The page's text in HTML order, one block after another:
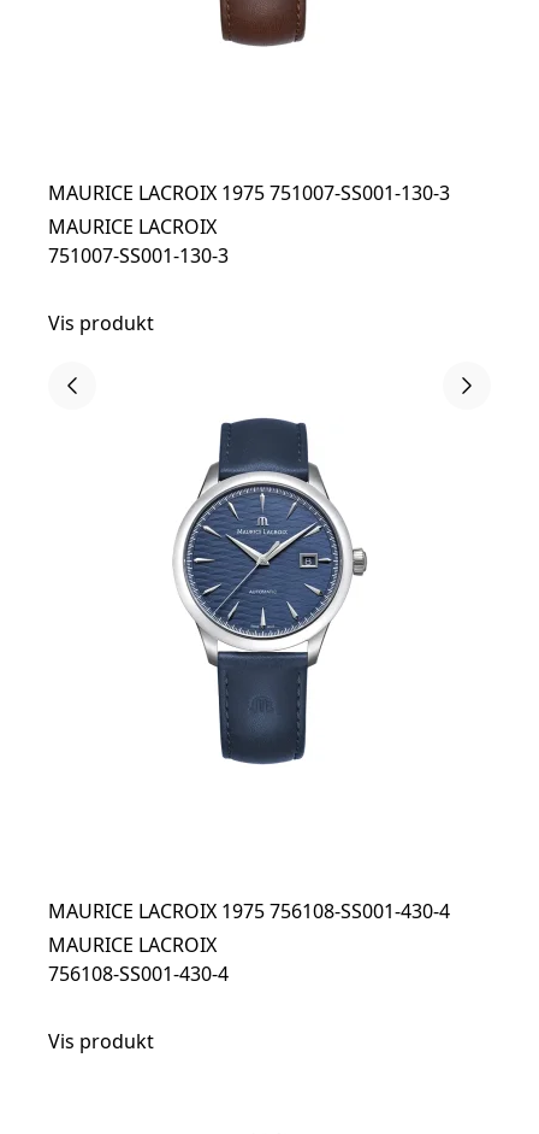
MAURICE LACROIX 1975 751007-SS001-130-3
MAURICE LACROIX
751007-SS001-130-3
Vis produkt
MAURICE LACROIX 1975 756108-SS001-430-4
MAURICE LACROIX
756108-SS001-430-4
Vis produkt